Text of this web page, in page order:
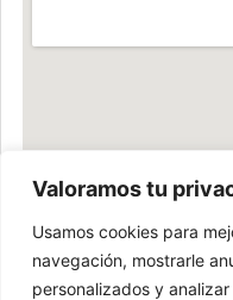
Valoramos tu
Usamos cookies para
navegación, mostrarle
personalizados y